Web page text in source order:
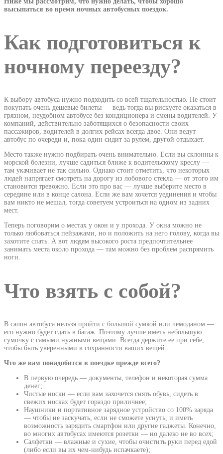
высыпаться во время ночных автобусных поездок.
Как подготовиться к
ночному переезду?
К выбору автобуса нужно подходить со всей тщательностью. Не стоит
покупать очень дешевые билеты — ведь тогда вы рискуете оказаться в
грязном, неудобном автобусе без кондиционера и смены водителей. У
компаний, действительно заботящихся о безопасности своих
пассажиров, водителей в долгих рейсах всегда двое. Они ведут
автобус по очереди и, пока один сидит за рулем, другой отдыхает.
Место также нужно подбирать очень внимательно. Если вы склонны к
морской болезни, лучше садиться ближе к водительскому креслу —
там укачивает не так сильно. Однако стоит отметить, что некоторых
людей напрягает смотреть на дорогу из лобового стекла — от этого им
становится тревожно. Если это про вас — лучше выберите место в
середине или в конце салона. Если же вам хочется уединения и чтобы
вам никто не мешал, тогда советуем устроиться на одном из задних
мест.
Теперь поговорим о местах у окон и у прохода. У окна можно не
только любоваться пейзажами, но и положить на него голову, когда вы
захотите спать. А вот людям высокого роста предпочтительнее
занимать места около прохода — там можно без проблем распрямить
ноги.
Что взять с собой?
В салон автобуса нельзя пройти с большой сумкой или чемоданом —
его нужно будет сдать в багаж. Поэтому лучше иметь небольшую
сумочку с самыми нужными вещами. Всегда держите ее при себе,
чтобы быть уверенными в сохранности ваших вещей.
Что же вам понадобится в поездке прежде всего?
В первую очередь — документы, телефон и некоторая сумма
денег;
Чистые носки — если вам захочется снять обувь, сидеть в
свежих носках будет гораздо приличнее;
Наушники и портативное зарядное устройство со 100% заряда
— чтобы не заскучать, если не сможете уснуть, и иметь
возможность зарядить смартфон или другие гаджеты. Конечно,
во многих автобусах имеются розетки — но далеко не во всех;
Салфетки — влажные и сухие, чтобы очистить руки перед едой
(либо если вы их чем-нибудь испачкаете);